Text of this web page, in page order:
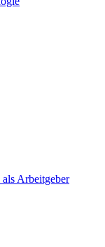
Arbeitgeber